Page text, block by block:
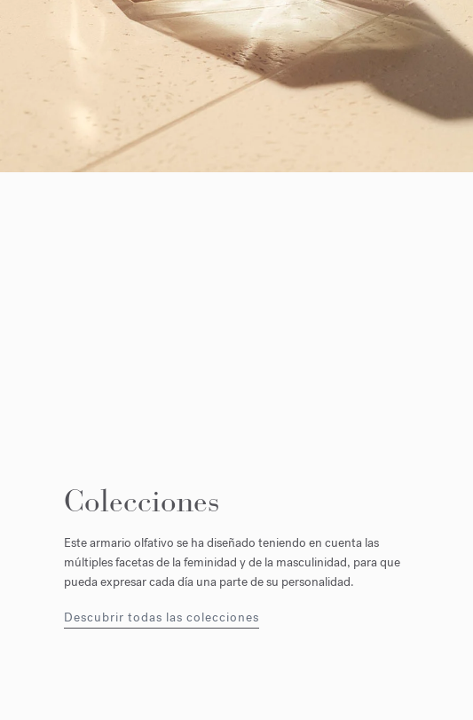
Colecciones
Este armario olfativo se ha diseñado teniendo en cuenta las
múltiples facetas de la feminidad y de la masculinidad, para que
pueda expresar cada día una parte de su personalidad.
Descubrir todas las colecciones